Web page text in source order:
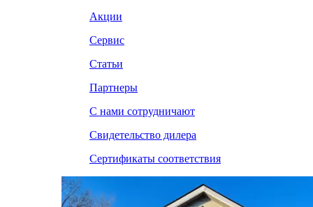
Акции
Сервис
Статьи
Партнеры
С нами сотрудничают
Свидетельство дилера
Сертификаты соответствия